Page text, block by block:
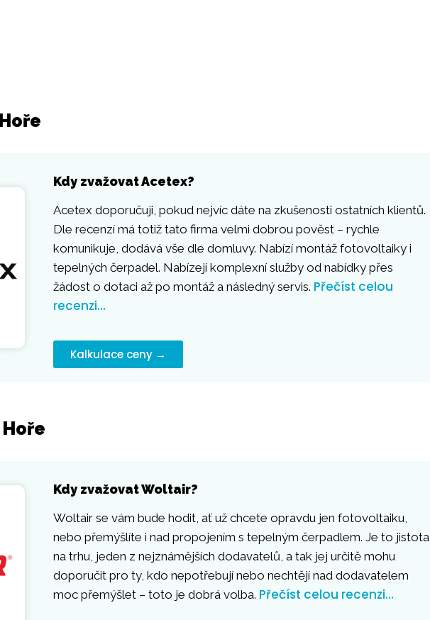
Kdy zvažovat Acetex?
Acetex doporučuji, pokud nejvíc dáte na zkušenosti ostatních klientů.
Dle recenzí má totiž tato firma velmi dobrou pověst – rychle
komunikuje, dodává vše dle domluvy. Nabízí montáž fotovoltaiky i
tepelných čerpadel. Nabízejí komplexní služby od nabídky přes
žádost o dotaci až po montáž a následný servis. Přečíst celou
recenzi…
Kalkulace ceny →
Kdy zvažovat Woltair?
Woltair se vám bude hodit, ať už chcete opravdu jen fotovoltaiku,
nebo přemýšlíte i nad propojením s tepelným čerpadlem. Je to jistota
na trhu, jeden z nejznámějších dodavatelů, a tak jej určitě mohu
doporučit pro ty, kdo nepotřebují nebo nechtějí nad dodavatelem
moc přemýšlet – toto je dobrá volba. Přečíst celou recenzi…